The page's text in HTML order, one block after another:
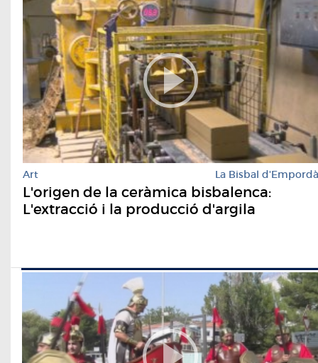
Art La Bisbal d'Empordà
L'origen de la ceràmica bisbalenca:
L'extracció i la producció d'argila